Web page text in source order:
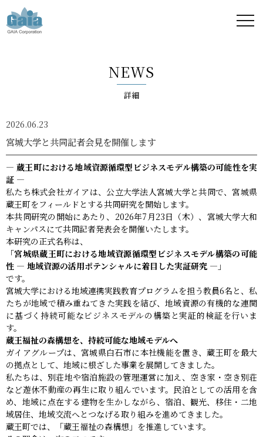
ア -
GAIA
Corporation
-
NEWS
詳細
2026.06.23
宮城大学と共同記者会見を開催します
― 蔵王町における地域資源循環型ビジネスモデル構築の可能性を実
証 ―
私たち株式会社ガイアは、公立大学法人宮城大学と共同で、宮城県
蔵王町をフィールドとする共同研究を開始します。
本共同研究の開始にあたり、2026年7月23日（木）、宮城大学大和
キャンパスにて共同記者発表会を開催いたします。
本研究の正式名称は、
「宮城県蔵王町における地域資源循環型ビジネスモデル構築の可能
性 ― 地域資源の活用ポテンシャルに着目した実証研究 ―」
です。
宮城大学における地域連携実践教育プログラムを担う教員6名と、私
たちが地域で積み重ねてきた実践を結び、地域資源の有機的な連関
に基づく持続可能なビジネスモデルの構築と実証的検証を行いま
す。
蔵王福祉の森構想を、持続可能な地域モデルへ
ガイアグループは、宮城県白石市に本社機能を置き、蔵王町を最大
の拠点として、地域に根ざした事業を展開してきました。
私たちは、別荘地や宿泊施設の管理運営に加え、空き家・空き別荘
など遊休不動産の再生に取り組んでいます。民泊としての活用を含
め、地域に点在する建物を生かしながら、宿泊、観光、移住・二地
域居住、地域交流へとつなげる取り組みを進めてきました。
蔵王町では、「蔵王福祉の森構想」を推進しています。